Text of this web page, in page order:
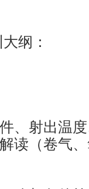
纲：
、射出温
读（卷气